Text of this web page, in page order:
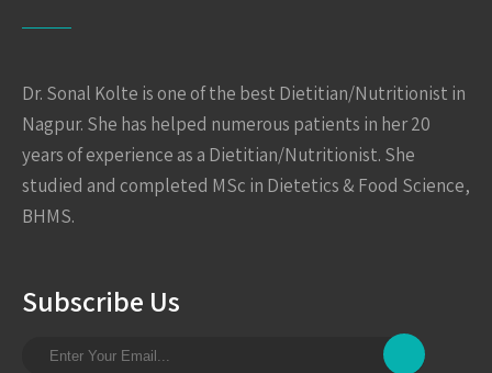
Dr. Sonal Kolte is one of the best Dietitian/Nutritionist in
Nagpur. She has helped numerous patients in her 20
years of experience as a Dietitian/Nutritionist. She
studied and completed MSc in Dietetics & Food Science,
BHMS.
Subscribe Us